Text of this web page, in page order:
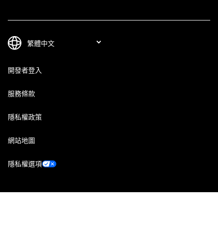
開發者登入
服務條款
隱私權政策
網站地圖
隱私權選項